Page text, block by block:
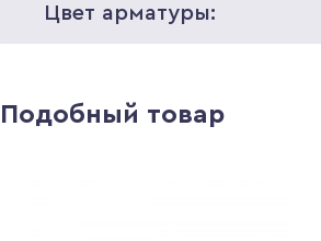
Цвет арматуры:
Подобный товар